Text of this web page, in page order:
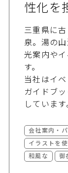
性化を
三重県に
泉。湯の
光案内や
す。
当社はイ
ガイドブ
しています
会社案内・
イラストを
和風な
御